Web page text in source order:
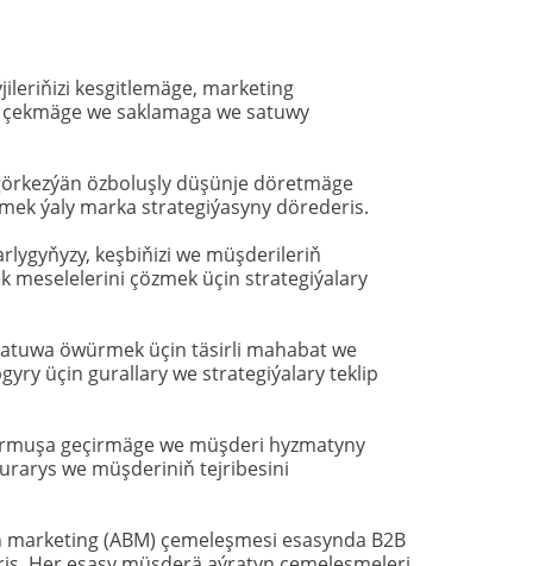
kesgitlemäge, marketing
we saklamaga we satuwy
özboluşly düşünje döretmäge
ýaly marka strategiýasyny dörederis.
keşbiňizi we müşderileriň
meselelerini çözmek üçin strategiýalary
öwürmek üçin täsirli mahabat we
üçin gurallary we strategiýalary teklip
geçirmäge we müşderi hyzmatyny
we müşderiniň tejribesini
(ABM) çemeleşmesi esasynda B2B